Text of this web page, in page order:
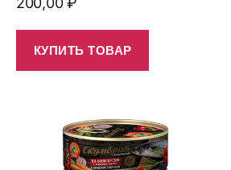
КУПИТЬ ТОВАР